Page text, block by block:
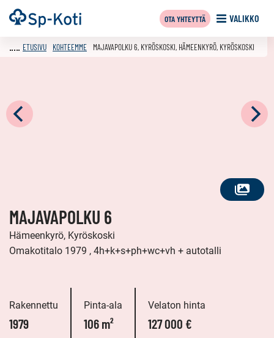
Siirry
sisältöön
Etusivu VALIKKO
OTA YHTEYTTÄ
KATSO
ETUSIVU KOHTEEMME MAJAVAPOLKU 6, KYRÖSKOSKI, HÄMEENKYRÖ, KYRÖSKOSKI
MAJAVAPOLKU 6
Hämeenkyrö, Kyröskoski
Omakotitalo 1979 , 4h+k+s+ph+wc+vh + autotalli
Rakennettu
1979
Pinta-ala
106 m²
Velaton hinta
127 000 €